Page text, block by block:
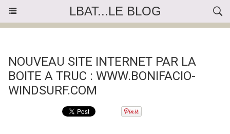
LBAT...LE BLOG
NOUVEAU SITE INTERNET PAR LA
BOITE A TRUC : WWW.BONIFACIO-
WINDSURF.COM